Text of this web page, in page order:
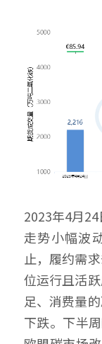
2023年4月
走势小幅波
止，履约需
位运行且活
足、消费量
下跌。下半